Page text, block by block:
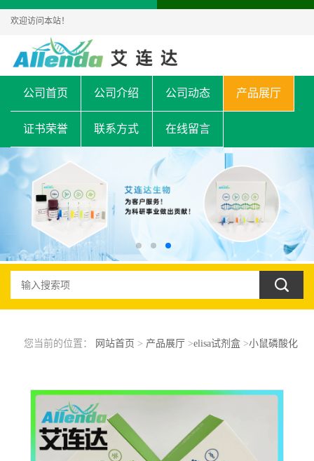
欢迎访问本站！
公司首页 公司介绍 公司动态 产品展厅
证书荣誉 联系方式 在线留言
您当前的位置： 网站首页 > 产品展厅 >elisa试剂盒>小鼠磷酸化